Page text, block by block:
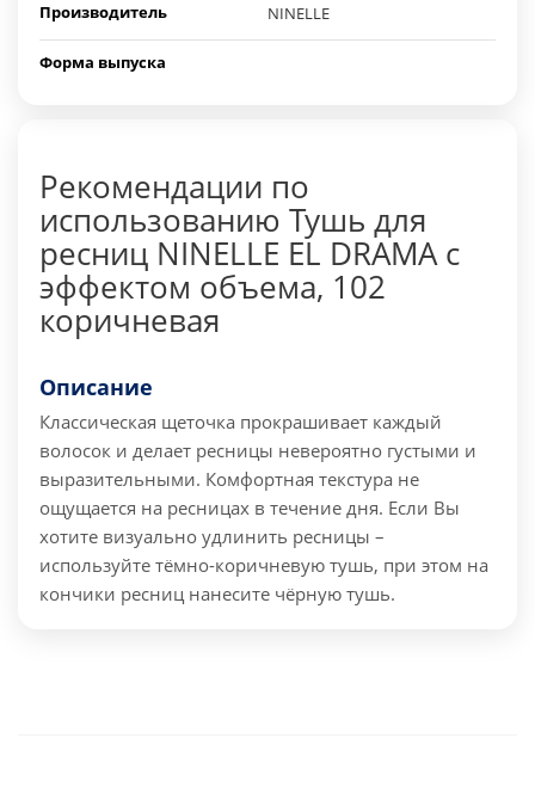
Производитель NINELLE
Форма выпуска
Рекомендации по
использованию Тушь для
ресниц NINELLE EL DRAMA с
эффектом объема, 102
коричневая
Описание
Классическая щеточка прокрашивает каждый
волосок и делает ресницы невероятно густыми и
выразительными. Комфортная текстура не
ощущается на ресницах в течение дня. Если Вы
хотите визуально удлинить ресницы –
используйте тёмно-коричневую тушь, при этом на
кончики ресниц нанесите чёрную тушь.